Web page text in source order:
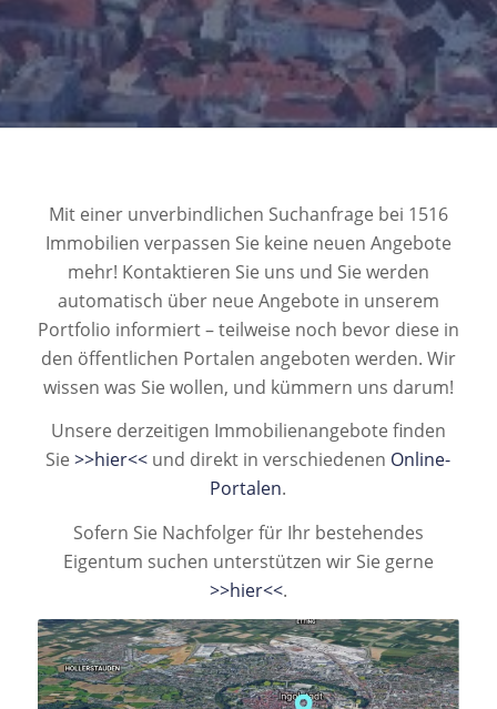
Mit einer unverbindlichen Suchanfrage bei 1516
Immobilien verpassen Sie keine neuen Angebote
mehr! Kontaktieren Sie uns und Sie werden
automatisch über neue Angebote in unserem
Portfolio informiert – teilweise noch bevor diese in
den öffentlichen Portalen angeboten werden. Wir
wissen was Sie wollen, und kümmern uns darum!
Unsere derzeitigen Immobilienangebote finden
Sie>>hier<< und direkt in verschiedenen Online-
Portalen.
Sofern Sie Nachfolger für Ihr bestehendes
Eigentum suchen unterstützen wir Sie gerne
>>hier<<.